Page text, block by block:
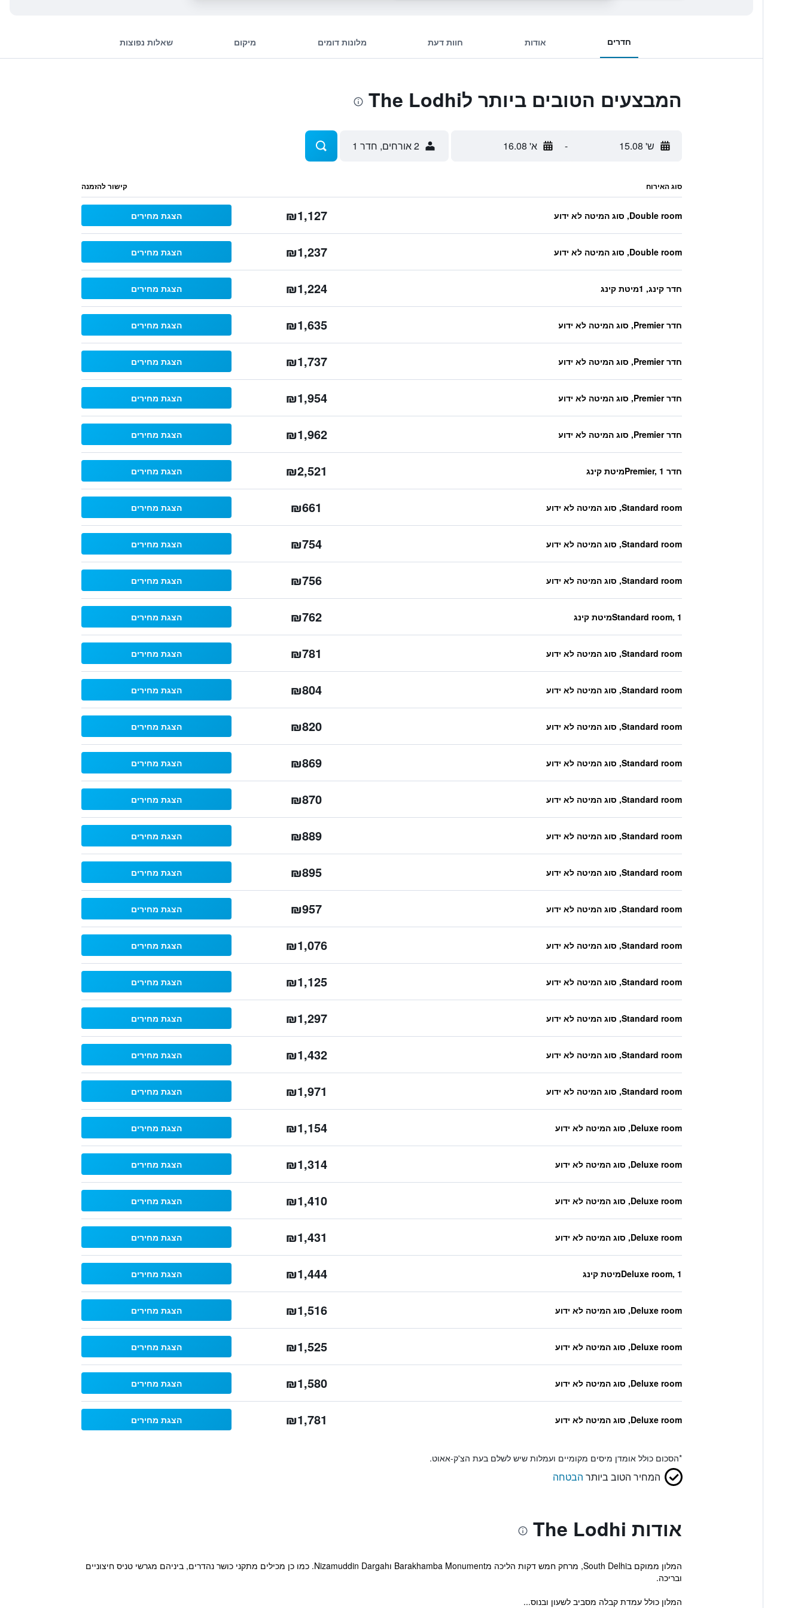
חדרים אודות חוות דעת מלונות דומים מיקום שאלות נפוצות
המבצעים הטובים ביותר לThe Lodhi
ש' 15.08 - א' 16.08 2 אורחים, חדר 1
סוג האירוח קישור להזמנה
Double room, סוג המיטה לא ידוע ₪1,127 הצגת מחירים
Double room, סוג המיטה לא ידוע ₪1,237 הצגת מחירים
חדר קינג, 1מיטת קינג ₪1,224 הצגת מחירים
חדר Premier, סוג המיטה לא ידוע ₪1,635 הצגת מחירים
חדר Premier, סוג המיטה לא ידוע ₪1,737 הצגת מחירים
חדר Premier, סוג המיטה לא ידוע ₪1,954 הצגת מחירים
חדר Premier, סוג המיטה לא ידוע ₪1,962 הצגת מחירים
חדר Premier, 1מיטת קינג ₪2,521 הצגת מחירים
Standard room, סוג המיטה לא ידוע ₪661 הצגת מחירים
Standard room, סוג המיטה לא ידוע ₪754 הצגת מחירים
Standard room, סוג המיטה לא ידוע ₪756 הצגת מחירים
Standard room, 1מיטת קינג ₪762 הצגת מחירים
Standard room, סוג המיטה לא ידוע ₪781 הצגת מחירים
Standard room, סוג המיטה לא ידוע ₪804 הצגת מחירים
Standard room, סוג המיטה לא ידוע ₪820 הצגת מחירים
Standard room, סוג המיטה לא ידוע ₪869 הצגת מחירים
Standard room, סוג המיטה לא ידוע ₪870 הצגת מחירים
Standard room, סוג המיטה לא ידוע ₪889 הצגת מחירים
Standard room, סוג המיטה לא ידוע ₪895 הצגת מחירים
Standard room, סוג המיטה לא ידוע ₪957 הצגת מחירים
Standard room, סוג המיטה לא ידוע ₪1,076 הצגת מחירים
Standard room, סוג המיטה לא ידוע ₪1,125 הצגת מחירים
Standard room, סוג המיטה לא ידוע ₪1,297 הצגת מחירים
Standard room, סוג המיטה לא ידוע ₪1,432 הצגת מחירים
Standard room, סוג המיטה לא ידוע ₪1,971 הצגת מחירים
Deluxe room, סוג המיטה לא ידוע ₪1,154 הצגת מחירים
Deluxe room, סוג המיטה לא ידוע ₪1,314 הצגת מחירים
Deluxe room, סוג המיטה לא ידוע ₪1,410 הצגת מחירים
Deluxe room, סוג המיטה לא ידוע ₪1,431 הצגת מחירים
Deluxe room, 1מיטת קינג ₪1,444 הצגת מחירים
Deluxe room, סוג המיטה לא ידוע ₪1,516 הצגת מחירים
Deluxe room, סוג המיטה לא ידוע ₪1,525 הצגת מחירים
Deluxe room, סוג המיטה לא ידוע ₪1,580 הצגת מחירים
Deluxe room, סוג המיטה לא ידוע ₪1,781 הצגת מחירים
*הסכום כולל אומדן מיסים מקומיים ועמלות שיש לשלם בעת הצ'ק-אאוט.
המחיר הטוב ביותר הבטחה
אודות The Lodhi
המלון ממוקם בSouth Delhi, מרחק חמש דקות הליכה מBarakhamba Monument וNizamuddin Dargah. כמו כן מכילים מתקני כושר נהדרים, ביניהם מגרשי טניס חיצוניים
ובריכה.
המלון כולל עמדת קבלה מסביב לשעון ובנוס...